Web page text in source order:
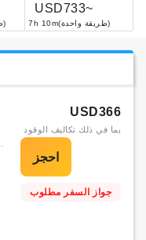
15h 55m(طريقة واحدة)
USD733~
7h 10m(طريقة واحدة)
USD366
بما في ذلك تكاليف الوقود
جواز السفر مطلوب